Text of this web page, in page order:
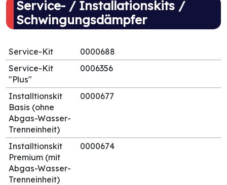
Service- / Installationskits /
Schwingungsdämpfer
Service-Kit
0000688
Service-Kit
"Plus"
0006356
Installtionskit
Basis (ohne
Abgas-Wasser-
Trenneinheit)
0000677
Installtionskit
Premium (mit
Abgas-Wasser-
Trenneinheit)
0000674